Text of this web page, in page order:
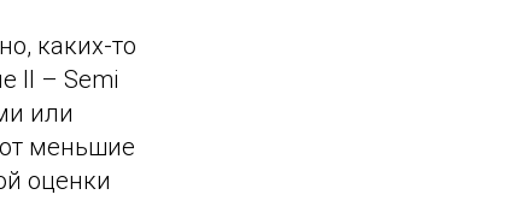
каких-то
II – Semi
или
меньшие
оценки